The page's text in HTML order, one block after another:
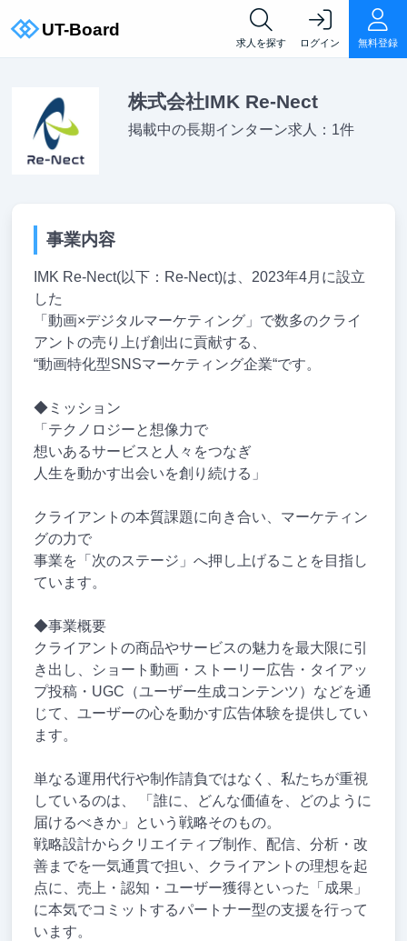
求人を探す ログイン 無料登録
株式会社IMK Re-Nect
掲載中の長期インターン求人：1件
事業内容
IMK Re-Nect(以下：Re-Nect)は、2023年4月に設立
した
「動画×デジタルマーケティング」で数多のクライ
アントの売り上げ創出に貢献する、
“動画特化型SNSマーケティング企業“です。
◆ミッション
「テクノロジーと想像力で
想いあるサービスと人々をつなぎ
人生を動かす出会いを創り続ける」
クライアントの本質課題に向き合い、マーケティン
グの力で
事業を「次のステージ」へ押し上げることを目指し
ています。
◆事業概要
クライアントの商品やサービスの魅力を最大限に引
き出し、ショート動画・ストーリー広告・タイアッ
プ投稿・UGC（ユーザー生成コンテンツ）などを通
じて、ユーザーの心を動かす広告体験を提供してい
ます。
単なる運用代行や制作請負ではなく、私たちが重視
しているのは、 「誰に、どんな価値を、どのように
届けるべきか」という戦略そのもの。
戦略設計からクリエイティブ制作、配信、分析・改
善までを一気通貫で担い、クライアントの理想を起
点に、売上・認知・ユーザー獲得といった「成果」
に本気でコミットするパートナー型の支援を行って
います。